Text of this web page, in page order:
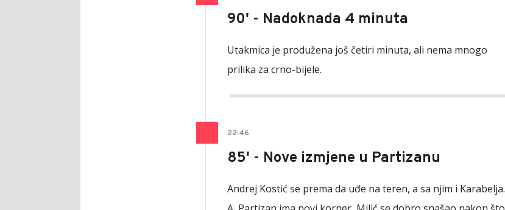
90' - Nadoknada 4 minuta
Utakmica je produžena još četiri minuta, ali nema mnogo
prilika za crno-bijele.
22:46
85' - Nove izmjene u Partizanu
Andrej Kostić se prema da uđe na teren, a sa njim i Karabelja.